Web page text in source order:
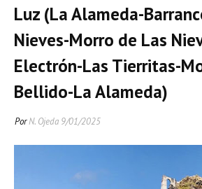
Luz (La Alameda-
Nieves-Morro de Las
Electrón-Las Tierritas-
Bellido-La Alameda)
PorN. Ojeda 9/01/2025